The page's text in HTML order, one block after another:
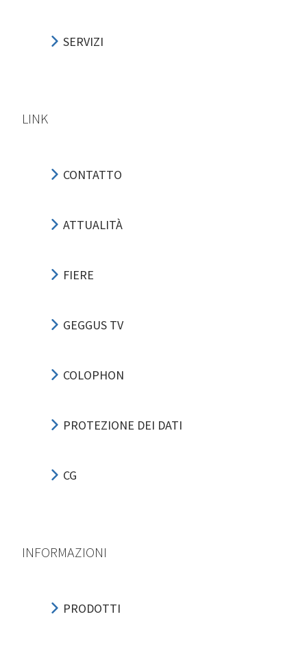
SERVIZI
LINK
CONTATTO
ATTUALITÀ
FIERE
GEGGUS TV
COLOPHON
PROTEZIONE DEI DATI
CG
INFORMAZIONI
PRODOTTI